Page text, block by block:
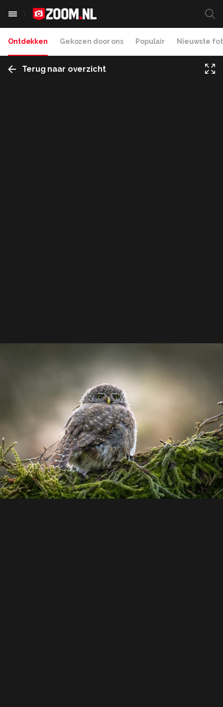
Ontdekken Gekozen door ons Populair Nieuwste
Terug naar overzicht